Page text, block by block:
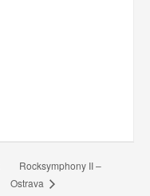
Rocksymphony II –
Ostrava